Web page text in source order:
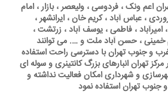
اعم ونک ، فردوسی ، ولیعصر ، بازار ، امام
، عباس آباد ، کریم خان ، ایرانشهر ،
امیرآباد ، فاطمی ، یوسف آباد ، زرتشت ،
خمینی ، حسن آباد ملت و …. می توانند
غرب و جنوب تهران با دسترسی راحت استفاده
تهران انبارهای بزرگ کانتینری و سوله ای
و شهرداری امکان فعالیت نداشته و
جنوب تهران استفاده نمود